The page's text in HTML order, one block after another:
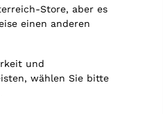
Chardonnay
Store, aber es
einen anderen
und
wählen Sie bitte